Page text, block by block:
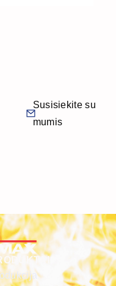
Susisiekite su
mumis